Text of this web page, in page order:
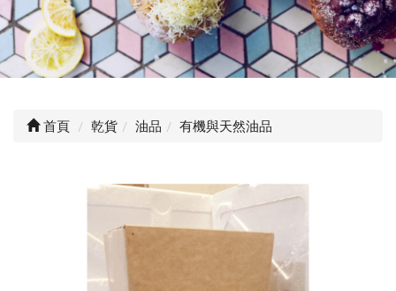
首頁 乾貨 油品 有機與天然油品